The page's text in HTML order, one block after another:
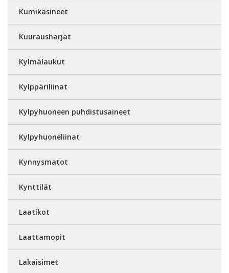
Kumikäsineet
Kuurausharjat
Kylmälaukut
Kylppäriliinat
Kylpyhuoneen puhdistusaineet
Kylpyhuoneliinat
Kynnysmatot
Kynttilät
Laatikot
Laattamopit
Lakaisimet